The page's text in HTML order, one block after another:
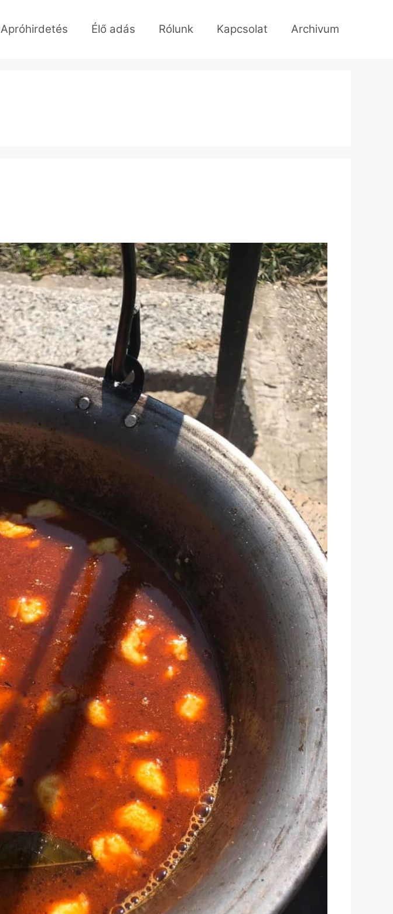
Apróhirdetés Élő adás Rólunk Kapcsolat Archivum